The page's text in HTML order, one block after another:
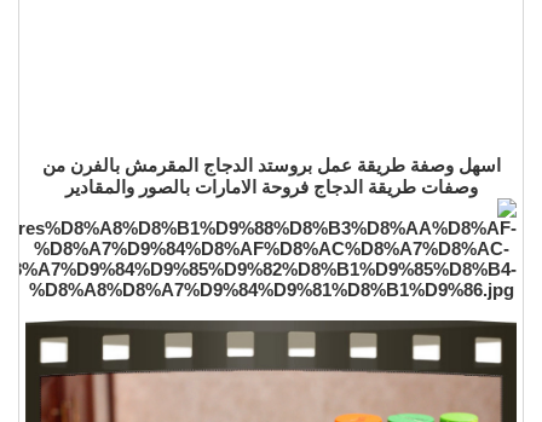
اسهل وصفة طريقة عمل بروستد الدجاج المقرمش بالفرن من
وصفات طريقة الدجاج فروحة الامارات بالصور والمقادير